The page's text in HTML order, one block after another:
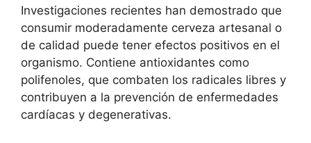
Investigaciones recientes han demostrado que
consumir moderadamente cerveza artesanal o
de calidad puede tener efectos positivos en el
organismo. Contiene antioxidantes como
polifenoles, que combaten los radicales libres y
contribuyen a la prevención de enfermedades
cardíacas y degenerativas.